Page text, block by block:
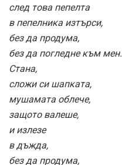
след това пепелта
в пепелника изтърси,
без да продума,
без да погледне към мен.
Стана,
сложи си шапката,
мушамата облече,
защото валеше,
и излезе
в дъжда,
без да продума,